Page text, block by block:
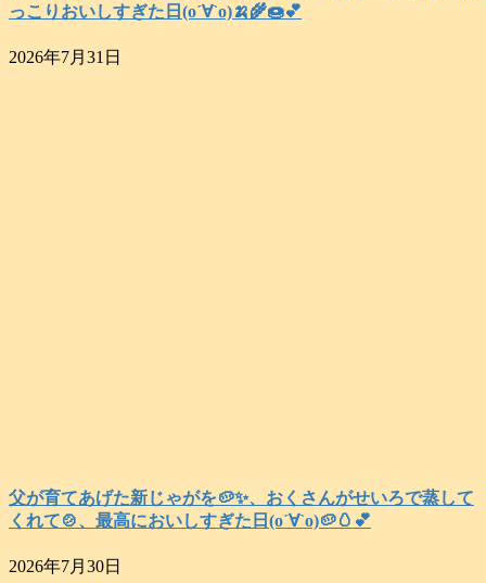
っこりおいしすぎた日(о´∀`о)🍌🌾🍩💕
2026年7月31日
父が育てあげた新じゃがを🥔✨️、おくさんがせいろで蒸して
くれて🍲、最高においしすぎた日(о´∀`о)🥔🥚💕
2026年7月30日